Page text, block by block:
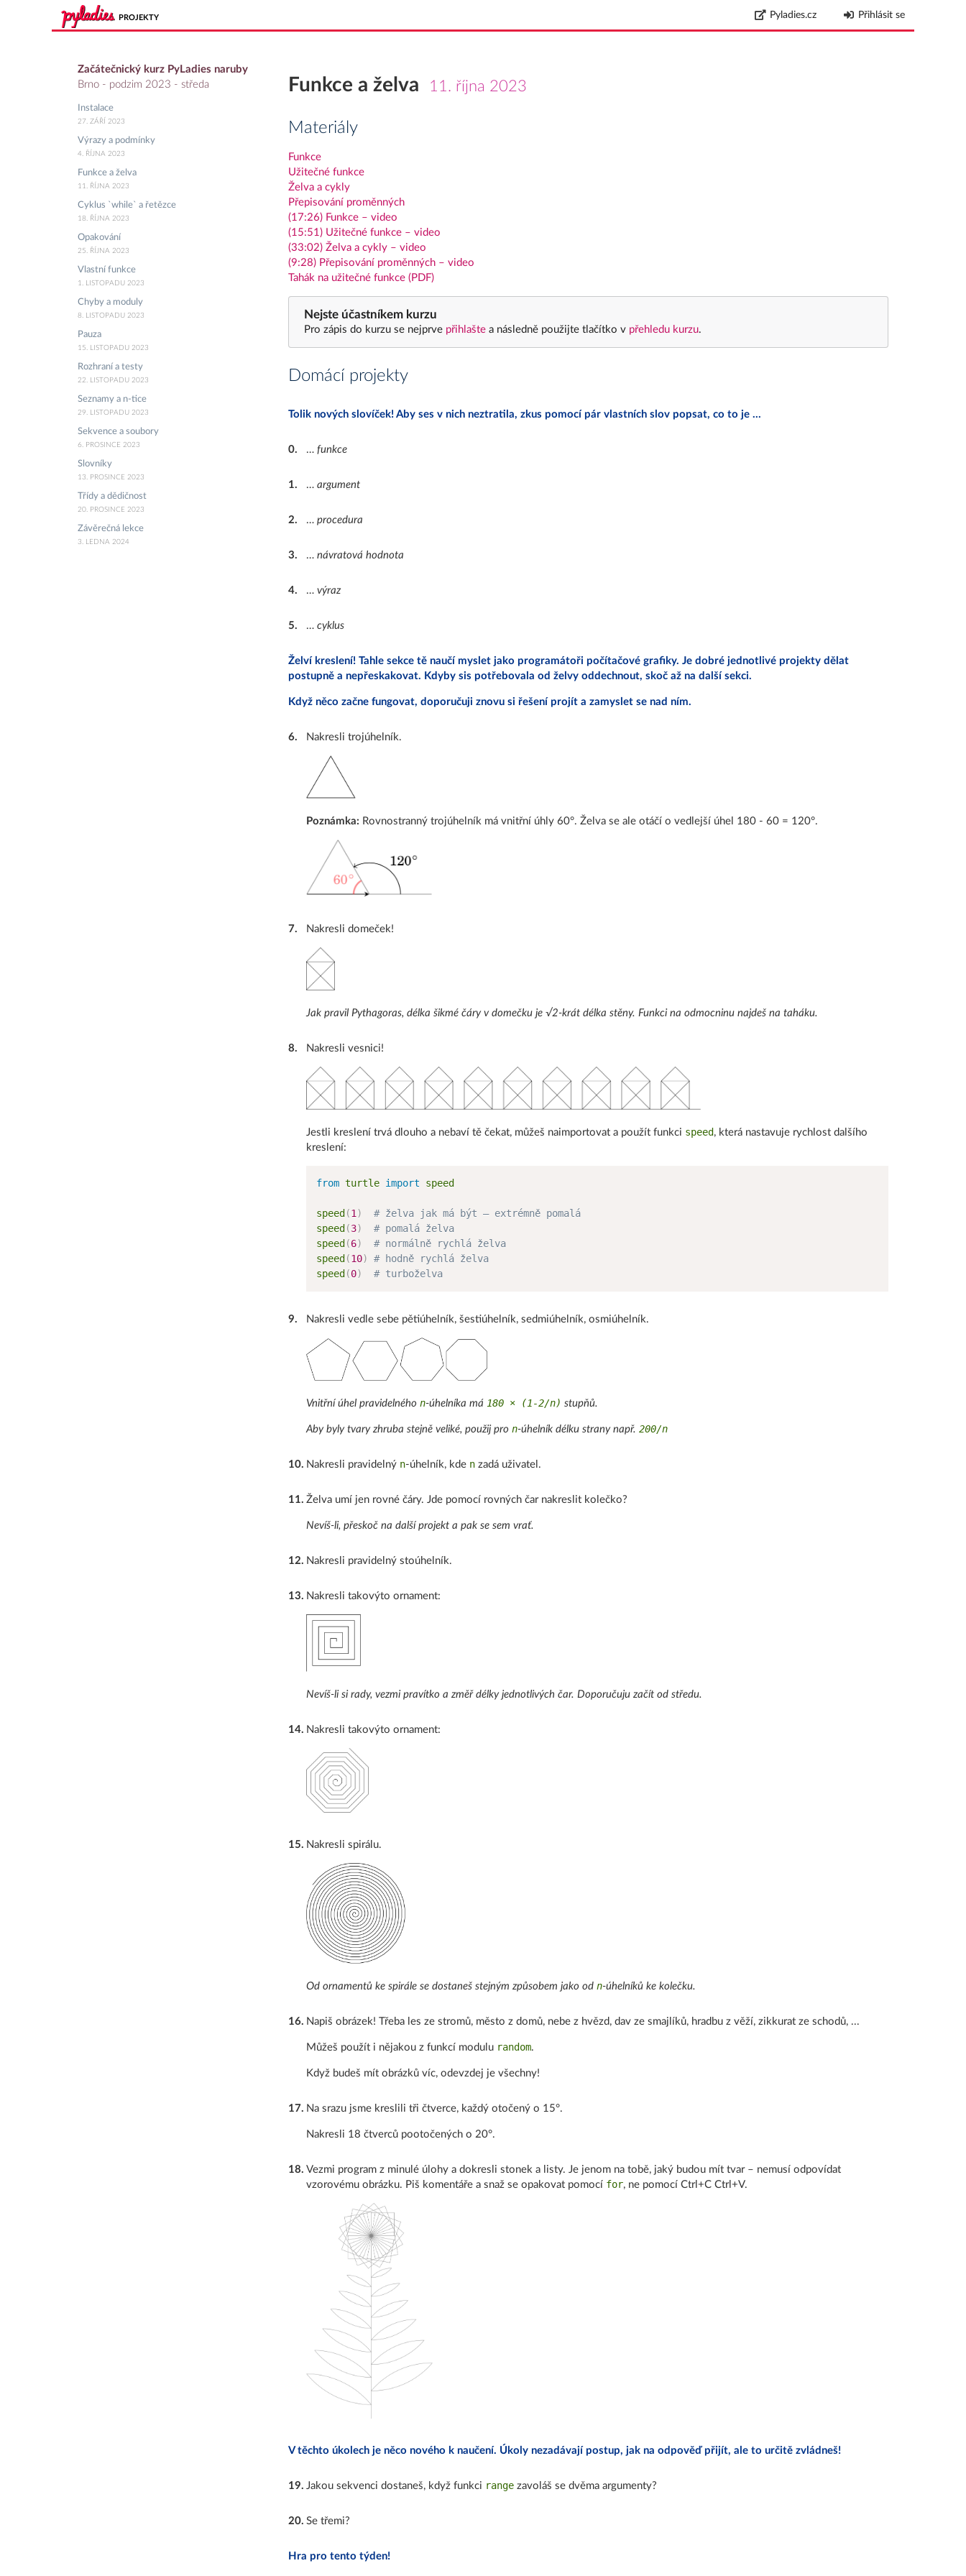
PROJEKTY Pyladies.cz Přihlásit se
Začátečnický kurz PyLadies naruby
Brno - podzim 2023 - středa
Instalace
27. ZÁŘÍ 2023
Výrazy a podmínky
4. ŘÍJNA 2023
Funkce a želva
11. ŘÍJNA 2023
Cyklus `while` a řetězce
18. ŘÍJNA 2023
Opakování
25. ŘÍJNA 2023
Vlastní funkce
1. LISTOPADU 2023
Chyby a moduly
8. LISTOPADU 2023
Pauza
15. LISTOPADU 2023
Rozhraní a testy
22. LISTOPADU 2023
Seznamy a n-tice
29. LISTOPADU 2023
Sekvence a soubory
6. PROSINCE 2023
Slovníky
13. PROSINCE 2023
Třídy a dědičnost
20. PROSINCE 2023
Závěrečná lekce
3. LEDNA 2024
Funkce a želva 11. října 2023
Materiály
Funkce
Užitečné funkce
Želva a cykly
Přepisování proměnných
(17:26) Funkce – video
(15:51) Užitečné funkce – video
(33:02) Želva a cykly – video
(9:28) Přepisování proměnných – video
Tahák na užitečné funkce (PDF)
Nejste účastníkem kurzu
Pro zápis do kurzu se nejprve přihlašte a následně použijte tlačítko v přehledu kurzu.
Domácí projekty
Tolik nových slovíček! Aby ses v nich neztratila, zkus pomocí pár vlastních slov popsat, co to je …
0. … funkce
1. … argument
2. … procedura
3. … návratová hodnota
4. … výraz
5. … cyklus
Želví kreslení! Tahle sekce tě naučí myslet jako programátoři počítačové grafiky. Je dobré jednotlivé projekty dělat
postupně a nepřeskakovat. Kdyby sis potřebovala od želvy oddechnout, skoč až na další sekci.
Když něco začne fungovat, doporučuji znovu si řešení projít a zamyslet se nad ním.
6. Nakresli trojúhelník.
Poznámka: Rovnostranný trojúhelník má vnitřní úhly 60°. Želva se ale otáčí o vedlejší úhel 180 - 60 = 120°.
7. Nakresli domeček!
Jak pravil Pythagoras, délka šikmé čáry v domečku je √2-krát délka stěny. Funkci na odmocninu najdeš na taháku.
8. Nakresli vesnici!
Jestli kreslení trvá dlouho a nebaví tě čekat, můžeš naimportovat a použít funkci speed , která nastavuje rychlost dalšího
kreslení:
from turtle import speed
speed (1 )
# želva jak má být – extrémně pomalá
speed (3)
# pomalá želva
speed (6)
# normálně rychlá želva
speed (10)
# hodně rychlá želva
speed (0) # turboželva
9. Nakresli vedle sebe pětiúhelník, šestiúhelník, sedmiúhelník, osmiúhelník.
Vnitřní úhel pravidelného n-úhelníka má 180 × (1-2/n) stupňů.
Aby byly tvary zhruba stejně veliké, použij pro n-úhelník délku strany např. 200/n
10. Nakresli pravidelný n-úhelník, kde nzadá uživatel.
11. Želva umí jen rovné čáry. Jde pomocí rovných čar nakreslit kolečko?
Nevíš-li, přeskoč na další projekt a pak se sem vrať.
12. Nakresli pravidelný stoúhelník.
13. Nakresli takovýto ornament:
Nevíš-li si rady, vezmi pravítko a změř délky jednotlivých čar. Doporučuju začít od středu.
14. Nakresli takovýto ornament:
15. Nakresli spirálu.
Od ornamentů ke spirále se dostaneš stejným způsobem jako od n-úhelníků ke kolečku.
16. Napiš obrázek! Třeba les ze stromů, město z domů, nebe z hvězd, dav ze smajlíků, hradbu z věží, zikkurat ze schodů, ...
Můžeš použít i nějakou z funkcí modulu random.
Když budeš mít obrázků víc, odevzdej je všechny!
17. Na srazu jsme kreslili tři čtverce, každý otočený o 15°.
Nakresli 18 čtverců pootočených o 20°.
18. Vezmi program z minulé úlohy a dokresli stonek a listy. Je jenom na tobě, jaký budou mít tvar – nemusí odpovídat
vzorovému obrázku. Piš komentáře a snaž se opakovat pomocí for, ne pomocí Ctrl+C Ctrl+V.
V těchto úkolech je něco nového k naučení. Úkoly nezadávají postup, jak na odpověď přijít, ale to určitě zvládneš!
19. Jakou sekvenci dostaneš, když funkci rangezavoláš se dvěma argumenty?
20. Se třemi?
Hra pro tento týden!